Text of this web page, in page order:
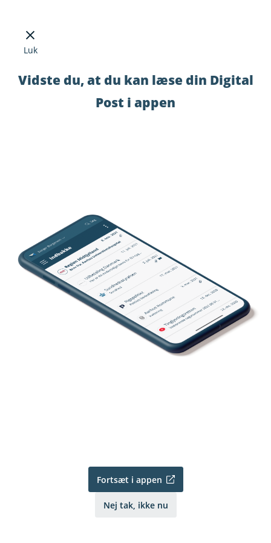
Luk
Vidste du, at du kan læse din Digital
Post i appen
Fortsæt i appen
Nej tak, ikke nu